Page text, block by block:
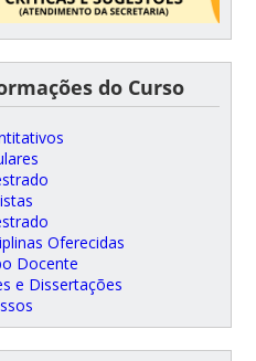
do Curso
Oferecidas
Docente
e Dissertações